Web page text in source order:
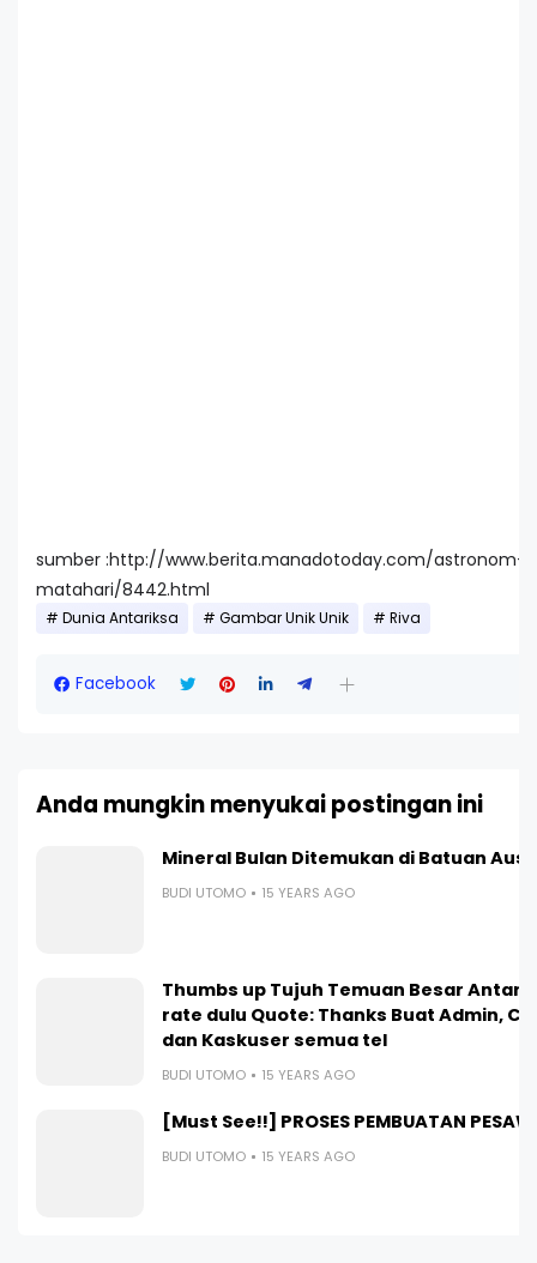
sumber :http://www.berita.manadotoday.com/
matahari/8442.html
Dunia Antariksa Gambar Unik Unik Riva
Facebook
Anda mungkin menyukai postingan ini
Mineral Bulan Ditemukan di Batuan
BUDI UTOMO 15 YEARS AGO
Thumbs up Tujuh Temuan Besar
rate dulu Quote: Thanks Buat Admin,
dan Kaskuser semua tel
BUDI UTOMO 15 YEARS AGO
[Must See!!] PROSES PEMBUATAN
BUDI UTOMO 15 YEARS AGO